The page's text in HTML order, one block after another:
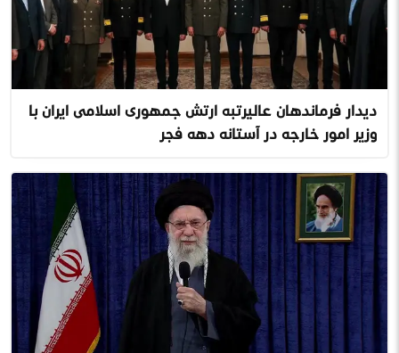
دیدار فرماندهان عالیرتبه ارتش جمهوری اسلامی ایران با
وزیر امور خارجه در آستانه دهه فجر